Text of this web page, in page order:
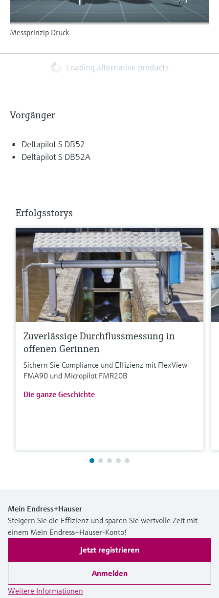
Messprinzip Druck
Loading alternative products
Vorgänger
Deltapilot S DB52
Deltapilot S DB52A
Erfolgsstorys
Zuverlässige Durchflussmessung in
offenen Gerinnen
Sichern Sie Compliance und Effizienz mit FlexView
FMA90 und Micropilot FMR20B
Die ganze Geschichte
Mein Endress+Hauser
Steigern Sie die Effizienz und sparen Sie wertvolle Zeit mit
einem Mein Endress+Hauser-Konto!
Jetzt registrieren
Anmelden
Weitere Informationen